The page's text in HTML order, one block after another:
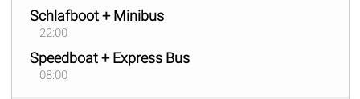
Schlafboot + Minibus
22:00
Speedboat + Express Bus
08:00